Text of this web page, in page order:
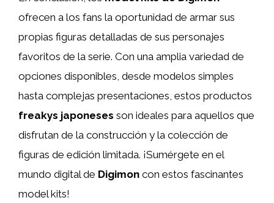
ofrecen a los fans la oportunidad de armar sus
propias figuras detalladas de sus personajes
favoritos de la serie. Con una amplia variedad de
opciones disponibles, desde modelos simples
hasta complejas presentaciones, estos productos
freakys japoneses son ideales para aquellos que
disfrutan de la construcción y la colección de
figuras de edición limitada. ¡Sumérgete en el
mundo digital de Digimon con estos fascinantes
model kits!